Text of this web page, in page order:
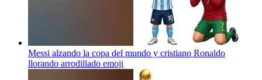
Messi alzando la copa del mundo y cristiano Ronaldo
llorando arrodillado emoji